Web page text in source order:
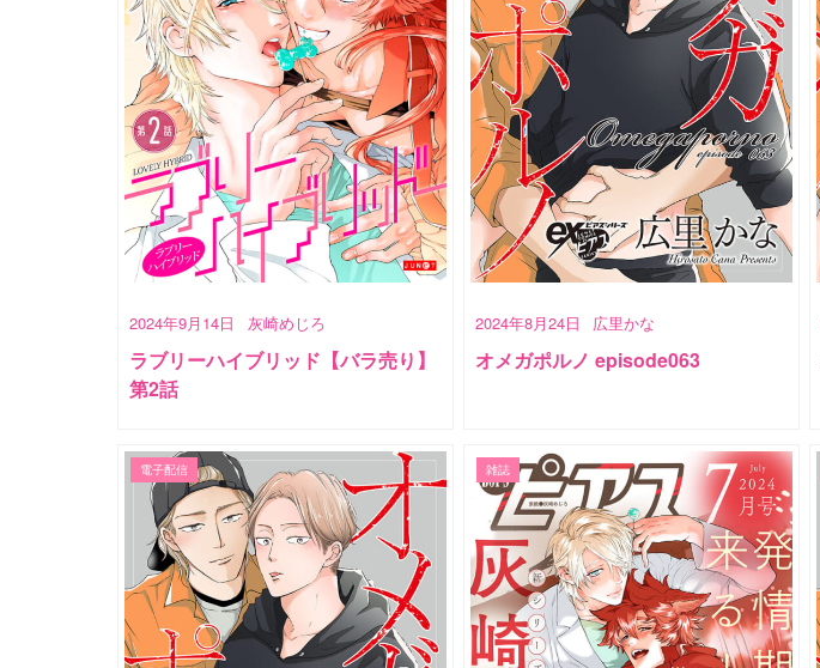
2024年9月14日 灰崎めじろ
ラブリーハイブリッド【バラ売り】
第2話
2024年8月24日 広里かな
オメガポルノ episode063
電子配信 雑誌